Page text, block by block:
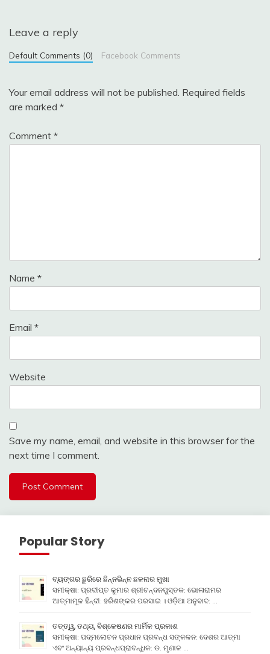
Leave a reply
Default Comments (0) Facebook Comments
Your email address will not be published. Required fields
are marked *
Comment *
Name *
Email *
Website
Save my name, email, and website in this browser for the
next time I comment.
Popular Story
ବ୍ୟଙ୍ଗର ଛୁରିରେ ଛିନ୍ନଭିନ୍ନ ଛଳନାର ମୁଖା
ସମୀକ୍ଷା: ପ୍ରଦୀପ୍ତ କୁମାର ଶ୍ରୀଚନ୍ଦନପୁସ୍ତକ: ଭୋଳାରାମର
ଆତ୍ମାମୂଳ ହିନ୍ଦୀ: ହରିଶଙ୍କର ପରସାଇ । ଓଡ଼ିଆ ଅନୁବାଦ: …
ତତ୍ତ୍ୱ, ତଥ୍ୟ, ବିଶ୍ଳେଷଣର ମାର୍ମିକ ପ୍ରକାଶ
ସମୀକ୍ଷା: ପଦ୍ମଲୋଚନ ପ୍ରଧାନ ପ୍ରବନ୍ଧ ସଙ୍କଳନ: ଦେଶର ଆତ୍ମା
ଏବଂ ଅନ୍ୟାନ୍ୟ ପ୍ରବନ୍ଧପ୍ରାବନ୍ଧିକ: ଡ. ମୃଣାଳ …